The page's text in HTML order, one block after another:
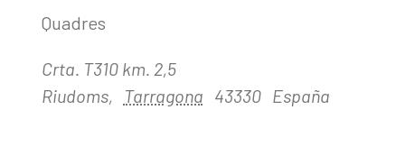
Quadres
Crta. T310 km. 2,5
Riudoms, Tarragona 43330 España